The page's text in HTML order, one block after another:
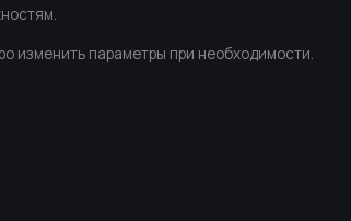
изменить параметры при необходимости.